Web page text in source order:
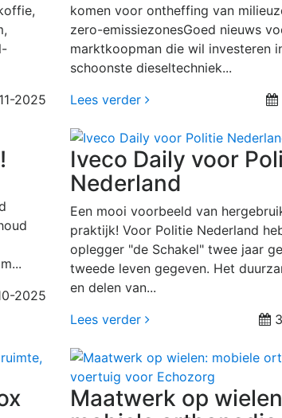
2025
komen voor ontheffing van
zero-emissiezonesGoed nieuws
marktkoopman die wil investeren
schoonste dieseltechniek...
Lees verder
2025
Iveco Daily voor
Nederland
Een mooi voorbeeld van
praktijk! Voor Politie Nederland
oplegger "de Schakel" twee jaar
tweede leven gegeven. Het
en delen van...
Lees verder
Maatwerk op